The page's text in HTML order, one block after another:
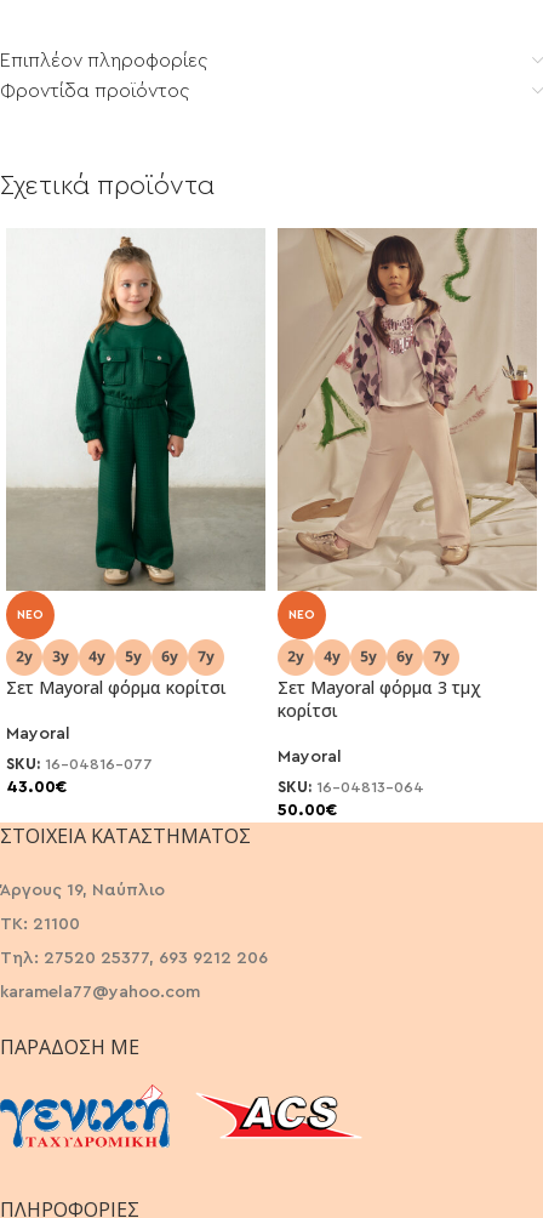
Επιπλέον πληροφορίες
Φροντίδα προϊόντος
Σχετικά προϊόντα
NEO
Σετ Mayoral φόρμα κορίτσι
Mayoral
SKU: 16-04816-077
43.00€
NEO
Σετ Mayoral φόρμα 3 τμχ
κορίτσι
Mayoral
SKU: 16-04813-064
50.00€
ΣΤΟΙΧΕΊΑ ΚΑΤΑΣΤΉΜΑΤΟΣ
Άργους 19, Ναύπλιο
ΤΚ: 21100
Τηλ: 27520 25377, 693 9212 206
karamela77@yahoo.com
ΠΑΡΆΔΟΣΗ ΜΕ
ΠΛΗΡΟΦΟΡΙΕΣ